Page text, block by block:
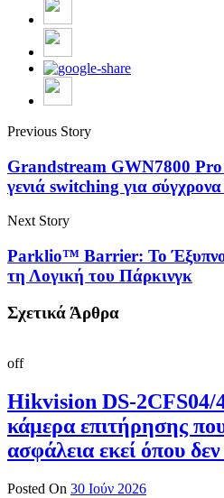
Previous Story
Grandstream GWN7800 Pro
γενιά switching για
Next Story
Parklio™ Barrier: Το
τη Λογική του Πάρκινγκ
Σχετικά Άρθρα
off
Hikvision DS-2CFS04/
κάμερα επιτήρησης
ασφάλεια εκεί όπου
Posted On 30 Ιούν 2026